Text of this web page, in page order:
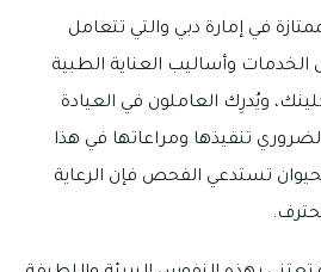
في إمارة دبي والتي تتعامل
وأساليب العناية الطبية
ويُدرِك العاملون في العيادة
تنفيذها ومراعاتها في هذا
تستدعي الفحص فإن الرعاية